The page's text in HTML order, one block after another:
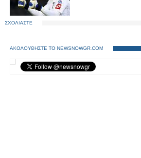
ΣΧΟΛΙΑΣΤΕ
ΑΚΟΛΟΥΘΗΣΤΕ ΤΟ NEWSNOWGR.COM